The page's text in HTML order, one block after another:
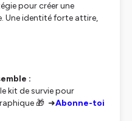
pour créer une
Une identité forte attire,
:
le kit de survie pour
🎁 ➜Abonne-toi